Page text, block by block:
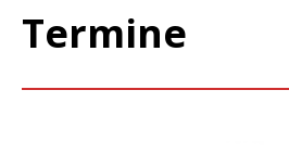
Termine